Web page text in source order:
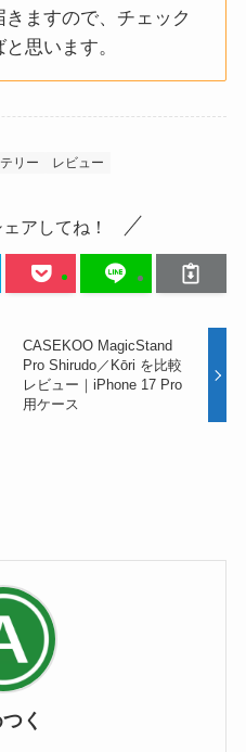
ますので、チェック
思います。
リー レビュー
アしてね！
CASEKOO MagicStand
Pro Shirudo／Kōri を比較
レビュー｜iPhone 17 Pro
用ケース
く